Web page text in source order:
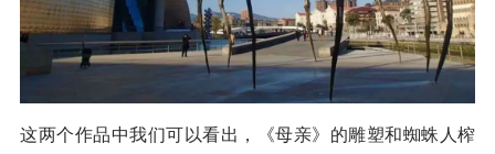
这两个作品中我们可以看出，《母亲》的雕塑和蜘蛛人榨